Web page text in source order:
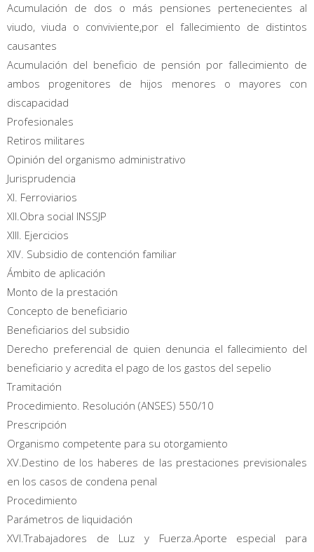
Acumulación de dos o más pensiones pertenecientes al
viudo, viuda o conviviente,por el fallecimiento de distintos
causantes
Acumulación del beneficio de pensión por fallecimiento de
ambos progenitores de hijos menores o mayores con
discapacidad
Profesionales
Retiros militares
Opinión del organismo administrativo
Jurisprudencia
XI. Ferroviarios
XII.Obra social INSSJP
XIII. Ejercicios
XIV. Subsidio de contención familiar
Ámbito de aplicación
Monto de la prestación
Concepto de beneficiario
Beneficiarios del subsidio
Derecho preferencial de quien denuncia el fallecimiento del
beneficiario y acredita el pago de los gastos del sepelio
Tramitación
Procedimiento. Resolución (ANSES) 550/10
Prescripción
Organismo competente para su otorgamiento
XV.Destino de los haberes de las prestaciones previsionales
en los casos de condena penal
Procedimiento
Parámetros de liquidación
XVI.Trabajadores de Luz y Fuerza.Aporte especial para